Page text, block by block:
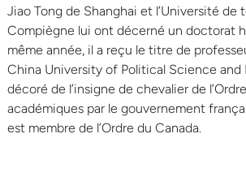
Jiao Tong de Shanghai et l’Université de
Compiègne lui ont décerné un doctorat
même année, il a reçu le titre de
China University of Political Science and
décoré de l’insigne de chevalier de
académiques par le gouvernement
est membre de l’Ordre du Canada.